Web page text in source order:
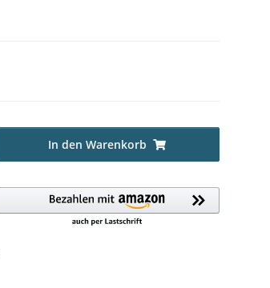
In den Warenkorb